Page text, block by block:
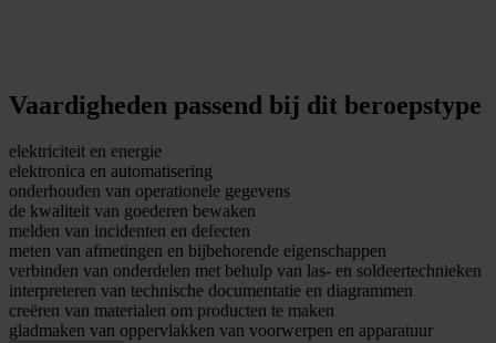
Vaardigheden passend bij dit beroepstype
elektriciteit en energie
elektronica en automatisering
onderhouden van operationele gegevens
de kwaliteit van goederen bewaken
melden van incidenten en defecten
meten van afmetingen en bijbehorende eigenschappen
verbinden van onderdelen met behulp van las- en soldeertechnieken
interpreteren van technische documentatie en diagrammen
creëren van materialen om producten te maken
gladmaken van oppervlakken van voorwerpen en apparatuur